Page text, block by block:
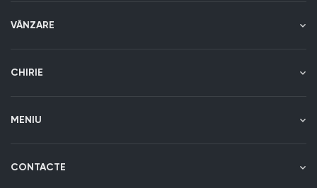
VÂNZARE
CHIRIE
MENIU
CONTACTE